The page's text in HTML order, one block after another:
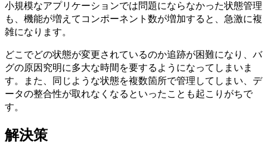
小規模なアプリケーションでは問題にならなかった状態管理
も、機能が増えてコンポーネント数が増加すると、急激に複
雑になります。
どこでどの状態が変更されているのか追跡が困難になり、バ
グの原因究明に多大な時間を要するようになってしまいま
す。また、同じような状態を複数箇所で管理してしまい、デ
ータの整合性が取れなくなるといったことも起こりがちで
す。
解決策